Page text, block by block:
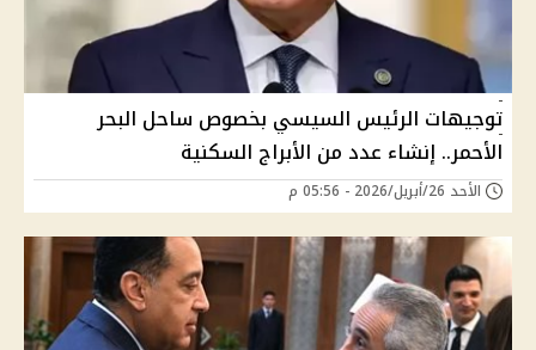
توجيهات الرئيس السيسي بخصوص ساحل البحر
الأحمر.. إنشاء عدد من الأبراج السكنية
الأحد 26/أبريل/2026 - 05:56 م